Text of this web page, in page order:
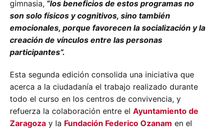
gimnasia, “los beneficios de estos programas no
son solo físicos y cognitivos, sino también
emocionales, porque favorecen la socialización y la
creación de vínculos entre las personas
participantes”.
Esta segunda edición consolida una iniciativa que
acerca a la ciudadanía el trabajo realizado durante
todo el curso en los centros de convivencia, y
refuerza la colaboración entre el Ayuntamiento de
Zaragoza y la Fundación Federico Ozanam en el